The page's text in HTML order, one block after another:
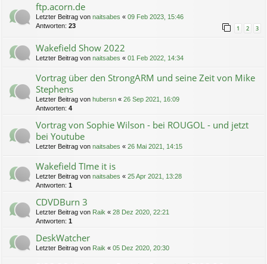
ftp.acorn.de
Letzter Beitrag von naitsabes « 09 Feb 2023, 15:46
Antworten: 23 1 2 3
Wakefield Show 2022
Letzter Beitrag von naitsabes « 01 Feb 2022, 14:34
Vortrag über den StrongARM und seine Zeit von Mike
Stephens
Letzter Beitrag von hubersn « 26 Sep 2021, 16:09
Antworten: 4
Vortrag von Sophie Wilson - bei ROUGOL - und jetzt
bei Youtube
Letzter Beitrag von naitsabes « 26 Mai 2021, 14:15
Wakefield TIme it is
Letzter Beitrag von naitsabes « 25 Apr 2021, 13:28
Antworten: 1
CDVDBurn 3
Letzter Beitrag von Raik « 28 Dez 2020, 22:21
Antworten: 1
DeskWatcher
Letzter Beitrag von Raik « 05 Dez 2020, 20:30